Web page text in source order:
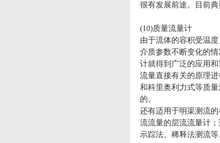
很有发展前途。目前
(10)质量流量计
由于流体的容积受温
介质参数不断变化的
计就得到广泛的应用
流量直接有关的原理
和科里奥利力式等质
的。
还有适用于明渠测流
流流量的层流流量计
示踪法、稀释法测流等